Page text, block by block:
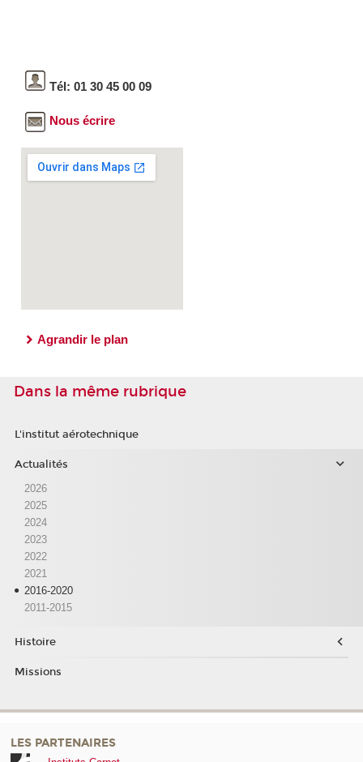
Tél: 01 30 45 00 09
Nous écrire
Agrandir le plan
Dans la même rubrique
L'institut aérotechnique
Actualités
2026
2025
2024
2023
2022
2021
2016-2020
2011-2015
Histoire
Missions
LES PARTENAIRES